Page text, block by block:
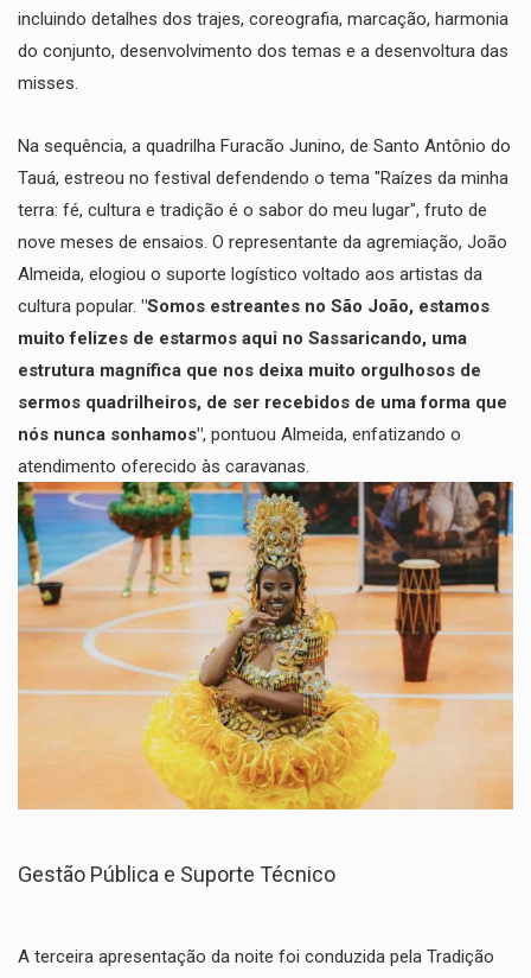
incluindo detalhes dos trajes, coreografia, marcação, harmonia
do conjunto, desenvolvimento dos temas e a desenvoltura das
misses.
​Na sequência, a quadrilha Furacão Junino, de Santo Antônio do
Tauá, estreou no festival defendendo o tema "Raízes da minha
terra: fé, cultura e tradição é o sabor do meu lugar", fruto de
nove meses de ensaios. O representante da agremiação, João
Almeida, elogiou o suporte logístico voltado aos artistas da
cultura popular. "Somos estreantes no São João, estamos
muito felizes de estarmos aqui no Sassaricando, uma
estrutura magnífica que nos deixa muito orgulhosos de
sermos quadrilheiros, de ser recebidos de uma forma que
nós nunca sonhamos", pontuou Almeida, enfatizando o
atendimento oferecido às caravanas.
​Gestão Pública e Suporte Técnico
​A terceira apresentação da noite foi conduzida pela Tradição